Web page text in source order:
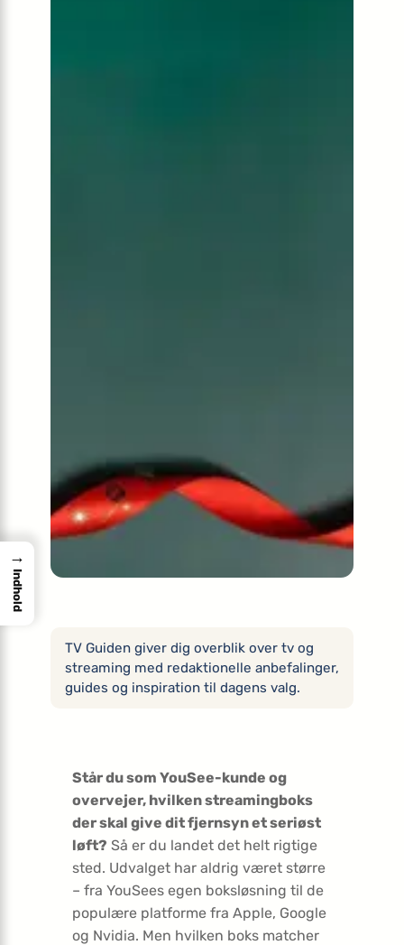
TV Guiden giver dig overblik over tv og
streaming med redaktionelle anbefalinger,
guides og inspiration til dagens valg.
Står du som YouSee-kunde og
overvejer, hvilken streamingboks
der skal give dit fjernsyn et seriøst
løft? Så er du landet det helt rigtige
sted. Udvalget har aldrig været større
– fra YouSees egen boksløsning til de
populære platforme fra Apple, Google
og Nvidia. Men hvilken boks matcher
→
Indhold